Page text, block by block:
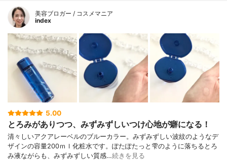
美容ブロガー / コスメマニア
index
5.00
とろみがありつつ、みずみずしいつけ心地が癖になる！
清々しいアクアレーベルのブルーカラー。みずみずしい波紋のようなデ
ザインの容量200ｍｌ化粧水です。ぽたぽたっと雫のように落ちるとろ
み液ながらも、みずみずしい質感…続きを見る